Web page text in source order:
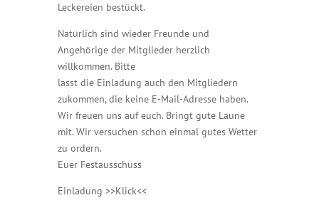
Leckereien bestückt.
Natürlich sind wieder Freunde und
Angehörige der Mitglieder herzlich
willkommen. Bitte
lasst die Einladung auch den Mitgliedern
zukommen, die keine E-Mail-Adresse haben.
Wir freuen uns auf euch. Bringt gute Laune
mit. Wir versuchen schon einmal gutes Wetter
zu ordern.
Euer Festausschuss
Einladung >>Klick<<